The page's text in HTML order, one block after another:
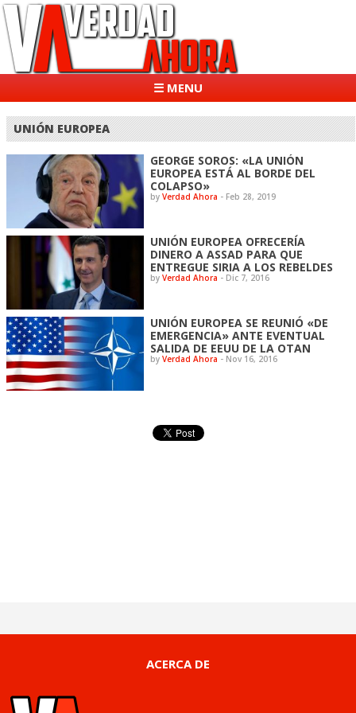
☰ MENU
UNIÓN EUROPEA
GEORGE SOROS: «LA UNIÓN
EUROPEA ESTÁ AL BORDE DEL
COLAPSO»
byVerdad Ahora - Feb 28, 2019
UNIÓN EUROPEA OFRECERÍA
DINERO A ASSAD PARA QUE
ENTREGUE SIRIA A LOS REBELDES
byVerdad Ahora - Dic 7, 2016
UNIÓN EUROPEA SE REUNIÓ «DE
EMERGENCIA» ANTE EVENTUAL
SALIDA DE EEUU DE LA OTAN
byVerdad Ahora - Nov 16, 2016
ACERCA DE